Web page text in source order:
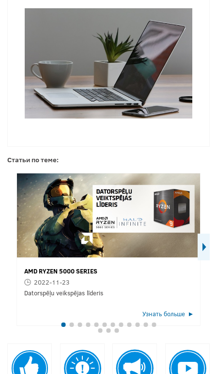
Статьи по теме:
AMD RYZEN 5000 SERIES
2022-11-23
Datorspēļu veikspējas līderis
Узнать больше